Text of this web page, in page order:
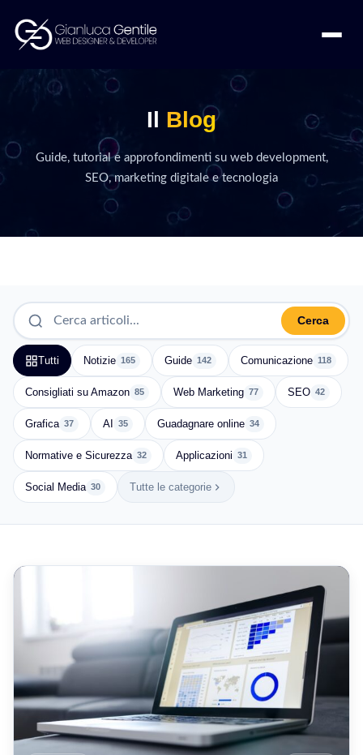
Il Blog
Guide, tutorial e approfondimenti su web development,
SEO, marketing digitale e tecnologia
Cerca
Tutti Notizie 165 Guide 142 Comunicazione 118
Consigliati su Amazon 85 Web Marketing 77 SEO 42
Grafica 37 AI 35 Guadagnare online 34
Normative e Sicurezza 32 Applicazioni 31
Social Media 30 Tutte le categorie